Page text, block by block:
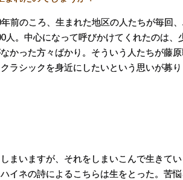
前のころ、生まれた地区の人たちが毎回、
。中心になって呼びかけてくれたのは、
かった方々ばかり。そういう人たちが藤
ラシックを身近にしたいという思いが募
まいますが、それをしまいこんで生きて
イネの詩によるこちらは生をとった。苦